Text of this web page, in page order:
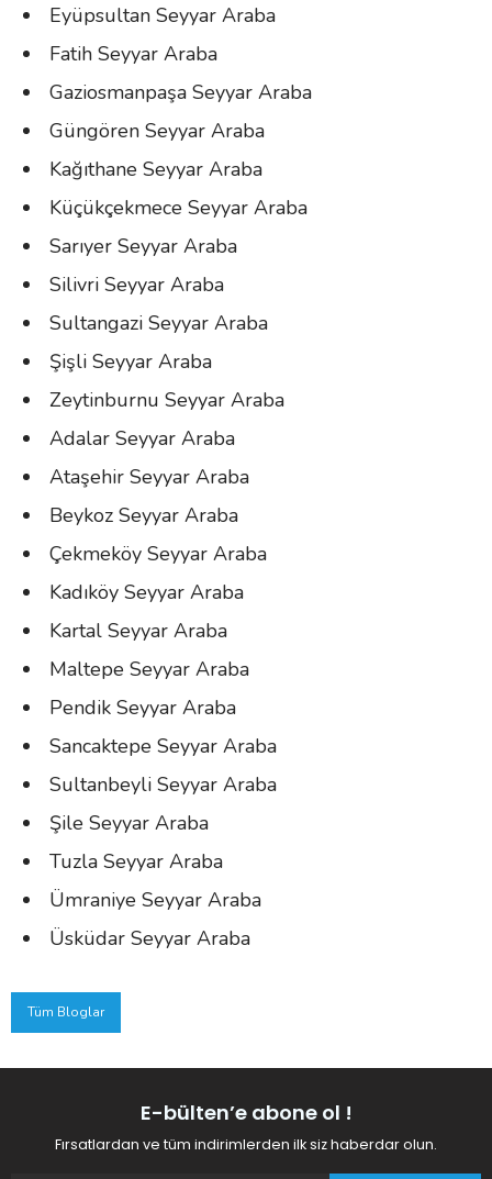
Eyüpsultan Seyyar Araba
Fatih Seyyar Araba
Gaziosmanpaşa Seyyar Araba
Güngören Seyyar Araba
Kağıthane Seyyar Araba
Küçükçekmece Seyyar Araba
Sarıyer Seyyar Araba
Silivri Seyyar Araba
Sultangazi Seyyar Araba
Şişli Seyyar Araba
Zeytinburnu Seyyar Araba
Adalar Seyyar Araba
Ataşehir Seyyar Araba
Beykoz Seyyar Araba
Çekmeköy Seyyar Araba
Kadıköy Seyyar Araba
Kartal Seyyar Araba
Maltepe Seyyar Araba
Pendik Seyyar Araba
Sancaktepe Seyyar Araba
Sultanbeyli Seyyar Araba
Şile Seyyar Araba
Tuzla Seyyar Araba
Ümraniye Seyyar Araba
Üsküdar Seyyar Araba
Tüm Bloglar
E-bülten’e abone ol !
Fırsatlardan ve tüm indirimlerden ilk siz haberdar olun.